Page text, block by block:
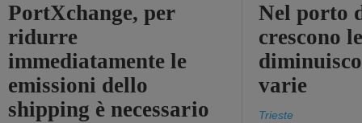
PortXchange, per
ridurre
immediatamente le
emissioni dello
shipping è necessario
Nel porto
crescono
varie
Trieste